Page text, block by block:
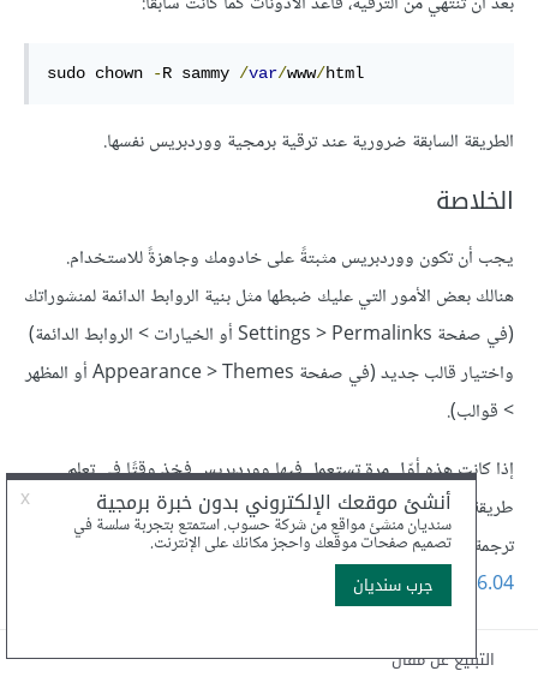
sudo chown -R sammy /var/www/html
الطريقة السابقة ضرورية عند ترقية برمجية ووردبريس نفسها.
الخلاصة
يجب أن تكون ووردبريس مثبتةً على خادومك وجاهزةً للاستخدام.
هنالك بعض الأمور التي عليك ضبطها مثل بنية الروابط الدائمة لمنشوراتك
(في صفحة Settings > Permalinks أو الخيارات > الروابط الدائمة)
واختيار قالب جديد (في صفحة Appearance > Themes أو المظهر
> قوالب).
إذا كانت هذه أوّل مرة تستعمل فيها ووردبريس فخذ وقتًا في تعلم
طريقة التعامل معها.
ترجمة – بتصرّف – للمقالHow To Install WordPress with
LAMP on Ubuntu 16.04
التبليغ عن مقال